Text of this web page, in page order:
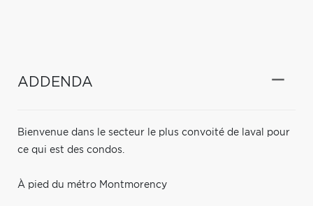
ADDENDA
Bienvenue dans le secteur le plus convoité de laval pour
ce qui est des condos.
À pied du métro Montmorency